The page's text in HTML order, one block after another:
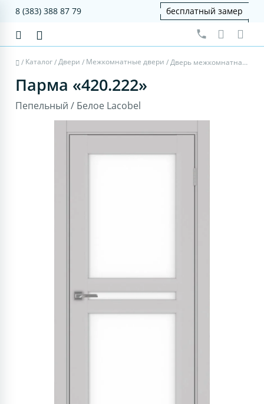
8 (383) 388 87 79 бесплатный замер
/ Каталог/Двери / Межкомнатные двери / Дверь межкомнатная Парма 420.222 - пепельный, белое lacobel
Парма «420.222»
Пепельный / Белое Lacobel